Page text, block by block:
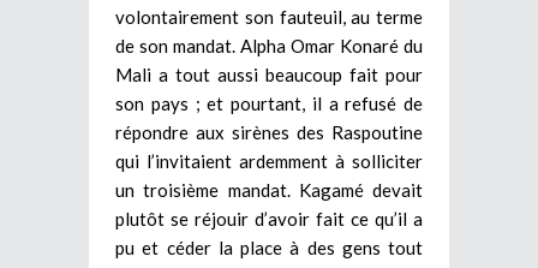
volontairement son fauteuil, au terme
de son mandat. Alpha Omar Konaré du
Mali a tout aussi beaucoup fait pour
son pays ; et pourtant, il a refusé de
répondre aux sirènes des Raspoutine
qui l’invitaient ardemment à solliciter
un troisième mandat. Kagamé devait
plutôt se réjouir d’avoir fait ce qu’il a
pu et céder la place à des gens tout